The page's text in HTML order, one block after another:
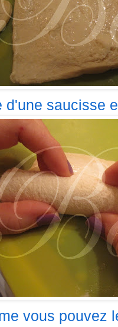
d'une saucisse
vous pouvez